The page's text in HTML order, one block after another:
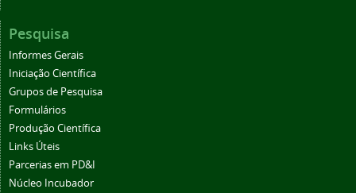
Pesquisa
Informes Gerais
Iniciação Científica
Grupos de Pesquisa
Formulários
Produção Científica
Links Úteis
Parcerias em PD&I
Núcleo Incubador